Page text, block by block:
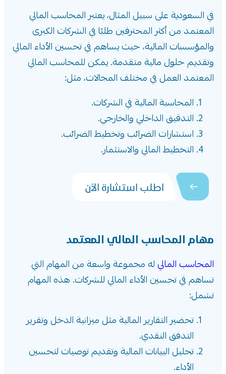
في السعودية على سبيل المثال، يعتبر المحاسب المالي
المعتمد من أكثر المحترفين طلبًا في الشركات الكبرى
والمؤسسات المالية، حيث يساهم في تحسين الأداء المالي
وتقديم حلول مالية متقدمة. يمكن للمحاسب المالي
المعتمد العمل في مختلف المجالات، مثل:
المحاسبة المالية في الشركات.
التدقيق الداخلي والخارجي.
استشارات الضرائب وتخطيط الضرائب.
التخطيط المالي والاستثمار.
اطلب استشارة الآن
مهام المحاسب المالي المعتمد
المحاسب المالي له مجموعة واسعة من المهام التي
تساهم في تحسين الأداء المالي للشركات. هذه المهام
تشمل:
تحضير التقارير المالية مثل ميزانية الدخل وتقرير
التدفق النقدي.
تحليل البيانات المالية وتقديم توصيات لتحسين
الأداء.